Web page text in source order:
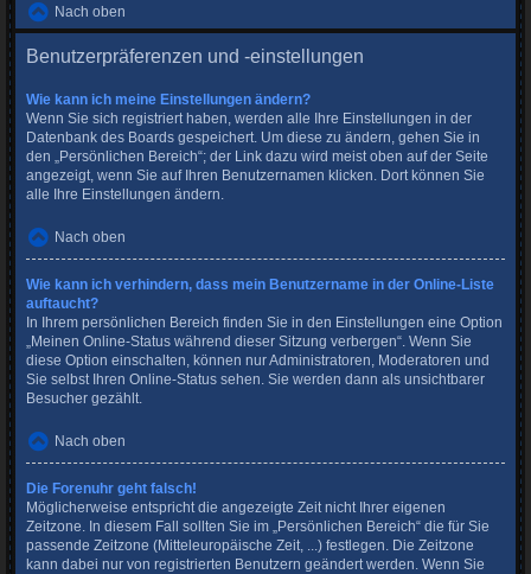
Nach oben
Benutzerpräferenzen und -einstellungen
Wie kann ich meine Einstellungen ändern?
Wenn Sie sich registriert haben, werden alle Ihre Einstellungen in der
Datenbank des Boards gespeichert. Um diese zu ändern, gehen Sie in
den „Persönlichen Bereich“; der Link dazu wird meist oben auf der Seite
angezeigt, wenn Sie auf Ihren Benutzernamen klicken. Dort können Sie
alle Ihre Einstellungen ändern.
Nach oben
Wie kann ich verhindern, dass mein Benutzername in der Online-Liste
auftaucht?
In Ihrem persönlichen Bereich finden Sie in den Einstellungen eine Option
„Meinen Online-Status während dieser Sitzung verbergen“. Wenn Sie
diese Option einschalten, können nur Administratoren, Moderatoren und
Sie selbst Ihren Online-Status sehen. Sie werden dann als unsichtbarer
Besucher gezählt.
Nach oben
Die Forenuhr geht falsch!
Möglicherweise entspricht die angezeigte Zeit nicht Ihrer eigenen
Zeitzone. In diesem Fall sollten Sie im „Persönlichen Bereich“ die für Sie
passende Zeitzone (Mitteleuropäische Zeit, ...) festlegen. Die Zeitzone
kann dabei nur von registrierten Benutzern geändert werden. Wenn Sie